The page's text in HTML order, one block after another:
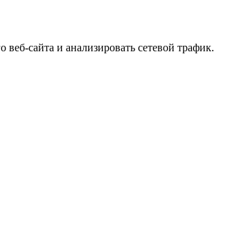
сайта и анализировать сетевой трафик.